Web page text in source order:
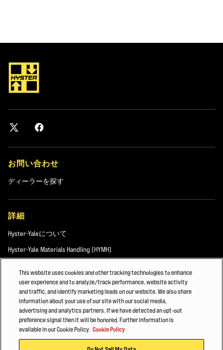
お問い合わせ
ディーラーを探す
詳細
Hyster-Yaleについて
Hyster-Yale Materials Handling (HYMH)
採用情報
採用情報
©2026 Hyster-Yale Materials Handling, Inc. all rights reserved.
This website uses cookies and other tracking technologies to enhance
user experience and to analyze/track performance, website activity
and traffic, and identify marketing leads on our website. We also share
information about your use of our site with our social media,
advertising and analytics partners. If we have detected an opt-out
preference signal then it will be honored. Further information is
available in our Cookie Policy. Cookie Policy